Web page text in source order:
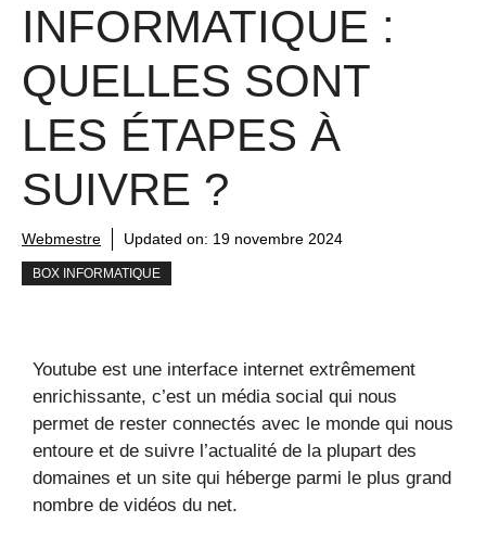
INFORMATIQUE :
QUELLES SONT
LES ÉTAPES À
SUIVRE ?
Webmestre Updated on: 19 novembre 2024
BOX INFORMATIQUE
Youtube est une interface internet extrêmement
enrichissante, c’est un média social qui nous
permet de rester connectés avec le monde qui nous
entoure et de suivre l’actualité de la plupart des
domaines et un site qui héberge parmi le plus grand
nombre de vidéos du net.